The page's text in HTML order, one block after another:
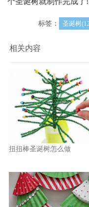
标签： 圣诞树
相关内容
扭扭棒圣诞树怎么做